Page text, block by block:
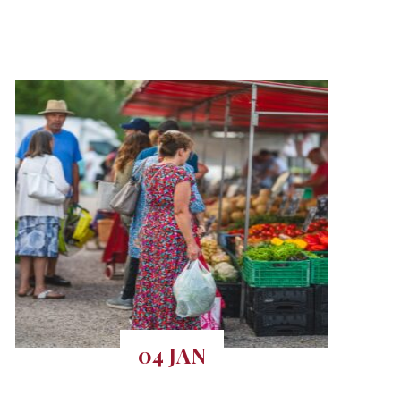
04 JAN